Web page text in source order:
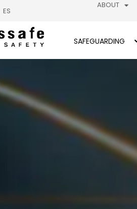
ES
ABOUT
SAFEGUARDING